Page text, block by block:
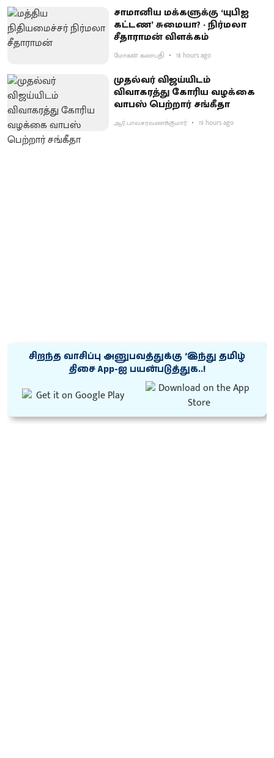
சாமானிய மக்களுக்கு ‘யுபிஐ
கட்டண’ சுமையா? - நிர்மலா
சீதாராமன் விளக்கம்
மோகன் கணபதி 18 hours ago
முதல்வர் விஜய்யிடம்
விவாகரத்து கோரிய வழக்கை
வாபஸ் பெற்றார் சங்கீதா
ஆர்.பாலசரவணக்குமார் 19 hours ago
சிறந்த வாசிப்பு அனுபவத்துக்கு ‘இந்து தமிழ்
திசை App-ஐ பயன்படுத்துக..!